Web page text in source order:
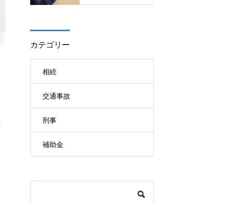
カテゴリー
相続
交通事故
刑事
補助金